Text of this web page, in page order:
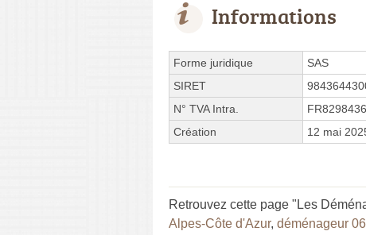
Informations
Forme juridique
SAS
SIRET
N° TVA Intra.
Création
12 mai
Retrouvez cette page "Les
Alpes-Côte d'Azur, déménageur 06